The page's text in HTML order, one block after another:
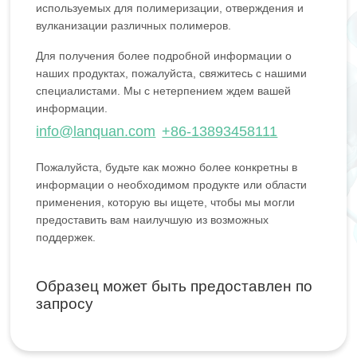
используемых для полимеризации, отверждения и
вулканизации различных полимеров.
Для получения более подробной информации о
наших продуктах, пожалуйста, свяжитесь с нашими
специалистами. Мы с нетерпением ждем вашей
информации.
info@lanquan.com +86-13893458111
Пожалуйста, будьте как можно более конкретны в
информации о необходимом продукте или области
применения, которую вы ищете, чтобы мы могли
предоставить вам наилучшую из возможных
поддержек.
Образец может быть предоставлен по
запросу